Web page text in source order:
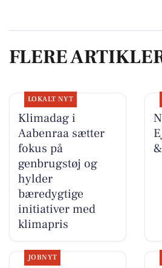
FLERE
LOKALT NYT
Klimadag i
Aabenraa sætter
fokus på
genbrugstøj og
hylder
bæredygtige
initiativer med
klimapris
JOBNYT